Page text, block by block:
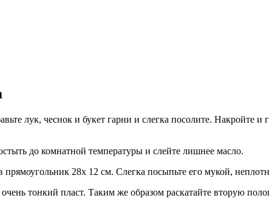
лук, чеснок и букет гарни и слегка посолите. Накройте
до комнатной температуры и слейте лишнее масло.
28х 12 см. Слегка посыпьте его мукой,
тонкий пласт. Таким же образом раскатайте вторую